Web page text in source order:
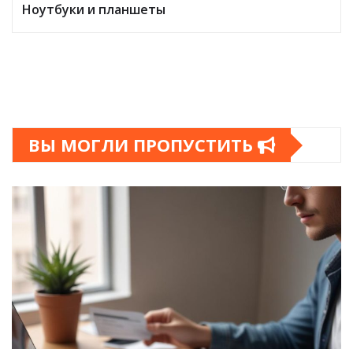
Ноутбуки и планшеты
ВЫ МОГЛИ ПРОПУСТИТЬ